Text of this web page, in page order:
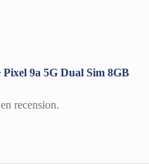
9a 5G Dual Sim 8GB
recension.